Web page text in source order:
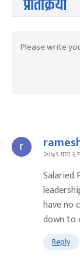
प्रतिक्रिया
२०७९ माघ २
Salaried
have no
down to
Reply